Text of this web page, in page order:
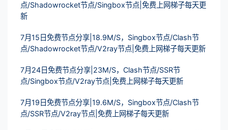
点/Shadowrocket节点/Singbox节点|免费上网梯子每天更
新
7月15日免费节点分享|18.9M/S，Singbox节点/Clash节
点/Shadowrocket节点/V2ray节点|免费上网梯子每天更新
7月24日免费节点分享|23M/S，Clash节点/SSR节
点/Singbox节点/V2ray节点|免费上网梯子每天更新
7月19日免费节点分享|19.6M/S，Singbox节点/Clash节
点/SSR节点/V2ray节点|免费上网梯子每天更新